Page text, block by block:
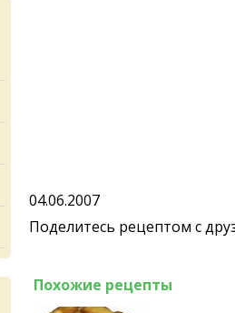
04.06.2007
Поделитесь рецептом с
Похожие рецепты